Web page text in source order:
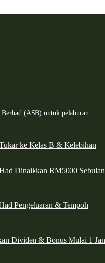
(ASB) untuk pelaburan
ke Kelas B & Kelebihan
Dinaikkan RM5000 Sebulan
Pengeluaran & Tempoh
Dividen & Bonus Mulai 1 Jan